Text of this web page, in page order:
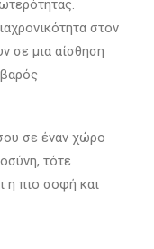
στον
σε μια αίσθηση
σε έναν χώρο
τότε
η πιο σοφή και